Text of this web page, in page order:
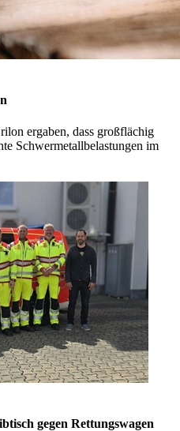
ergaben, dass großflächig
Schwermetallbelastungen im
gegen Rettungswagen